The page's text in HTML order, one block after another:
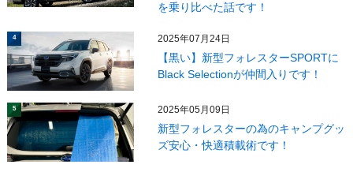
を乗り比べた話です！
4 2025年07月24日
【黒い】新型フォレスターSPORTに
Black Selectionが仲間入りです！
5 2025年05月09日
新型フォレスターの為のキャンプグッ
ズ安心・快適積載術です！